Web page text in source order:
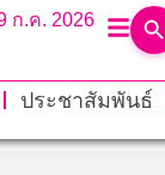
ก.ค. 2026
ประชาสัมพันธ์